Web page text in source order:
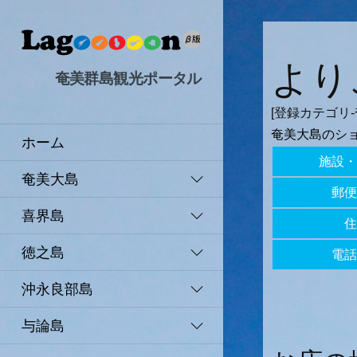
奄美群島観光ポータル
ホーム
奄美大島
喜界島
徳之島
沖永良部島
与論島
よ
[登録カテゴリ
奄美大島のシ
施設
郵
電